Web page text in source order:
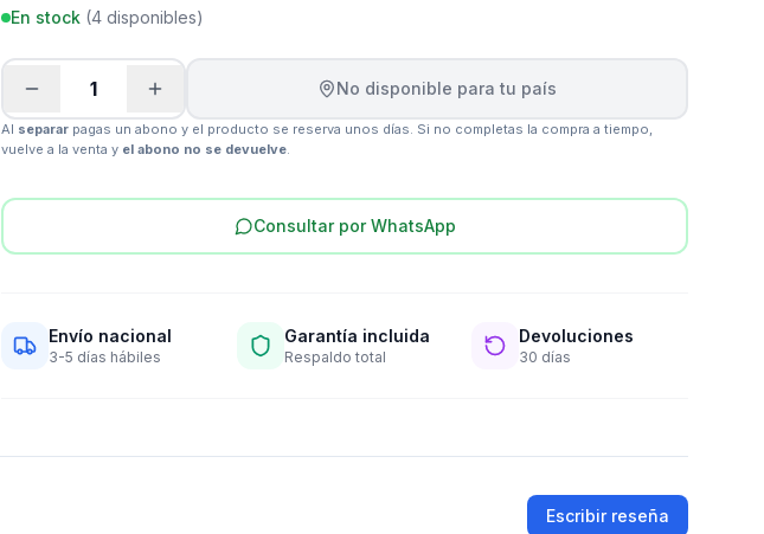
En stock (4 disponibles)
1 No disponible para tu país
Al separar pagas un abono y el producto se reserva unos días. Si no completas la compra a tiempo,
vuelve a la venta y el abono no se devuelve.
Consultar por WhatsApp
Envío nacional
3-5 días hábiles
Garantía incluida
Respaldo total
Devoluciones
30 días
Escribir reseña